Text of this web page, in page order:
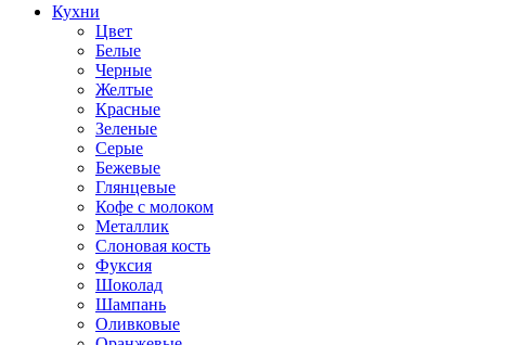
Кухни
Цвет
Белые
Черные
Желтые
Красные
Зеленые
Серые
Бежевые
Глянцевые
Кофе с молоком
Металлик
Слоновая кость
Фуксия
Шоколад
Шампань
Оливковые